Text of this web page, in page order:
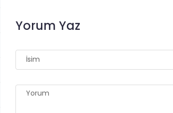
Yorum Yaz